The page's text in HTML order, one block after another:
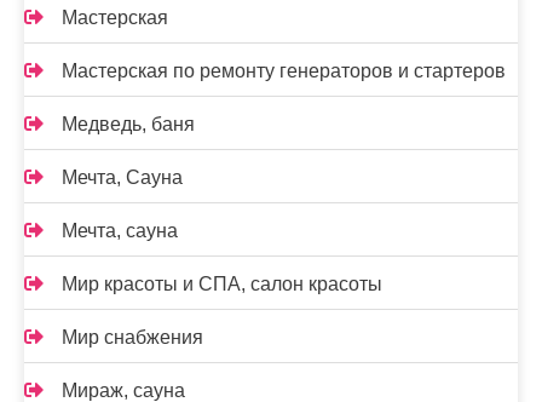
Мастерская
Мастерская по ремонту генераторов и стартеров
Медведь, баня
Мечта, Сауна
Мечта, сауна
Мир красоты и СПА, салон красоты
Мир снабжения
Мираж, сауна